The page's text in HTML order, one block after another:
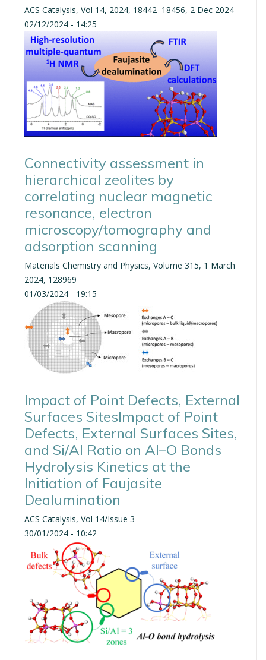
ACS Catalysis, Vol 14, 2024, 18442–18456, 2 Dec 2024
02/12/2024 - 14:25
Connectivity assessment in
hierarchical zeolites by
correlating nuclear magnetic
resonance, electron
microscopy/tomography and
adsorption scanning
Materials Chemistry and Physics, Volume 315, 1 March
2024, 128969
01/03/2024 - 19:15
Impact of Point Defects, External
Surfaces SitesImpact of Point
Defects, External Surfaces Sites,
and Si/Al Ratio on Al–O Bonds
Hydrolysis Kinetics at the
Initiation of Faujasite
Dealumination
ACS Catalysis, Vol 14/Issue 3
30/01/2024 - 10:42